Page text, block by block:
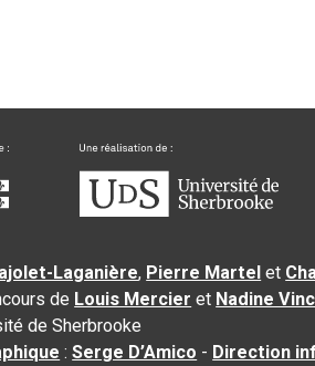
Laganière, Pierre Martel et
de Louis Mercier et Nadine
de Sherbrooke
:Serge D’Amico - Direction